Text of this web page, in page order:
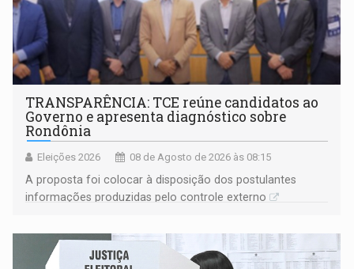
TRANSPARÊNCIA: TCE reúne candidatos ao
Governo e apresenta diagnóstico sobre
Rondônia
Eleições 2026 08 de Agosto de 2026 às 08:15
A proposta foi colocar à disposição dos postulantes
informações produzidas pelo controle externo